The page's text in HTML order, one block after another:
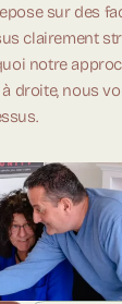
sur des
clairement
notre
droite, nous